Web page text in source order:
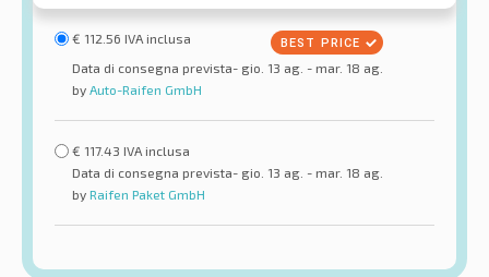
€ 112.56 IVA inclusa
Data di consegna prevista- gio. 13 ag. - mar. 18 ag.
by Auto-Raifen GmbH
€ 117.43 IVA inclusa
Data di consegna prevista- gio. 13 ag. - mar. 18 ag.
by Raifen Paket GmbH